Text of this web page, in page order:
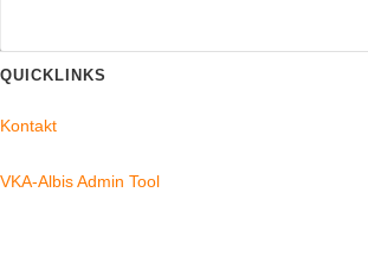
QUICKLINKS
Kontakt
VKA-Albis Admin Tool